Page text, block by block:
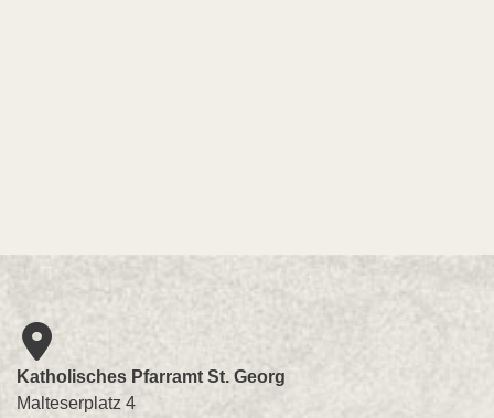
Katholisches Pfarramt St. Georg
Malteserplatz 4